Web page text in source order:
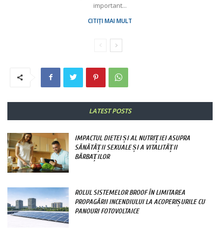
important...
CITIȚI MAI MULT
LATEST POSTS
IMPACTUL DIETEI ȘI AL NUTRIȚIEI ASUPRA
SĂNĂTĂȚII SEXUALE ȘI A VITALITĂȚII
BĂRBAȚILOR
ROLUL SISTEMELOR BROOF ÎN LIMITAREA
PROPAGĂRII INCENDIULUI LA ACOPERIȘURILE CU
PANOURI FOTOVOLTAICE